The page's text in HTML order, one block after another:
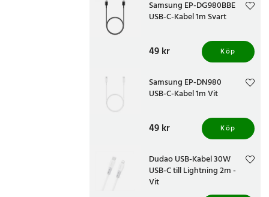
Samsung EP-DG980BBE
USB-C-Kabel 1m Svart
Pris:49 kr
49 kr Köp
Samsung EP-DN980
USB-C-Kabel 1m Vit
Pris:49 kr
49 kr Köp
Dudao USB-Kabel 30W
USB-C till Lightning 2m -
Vit